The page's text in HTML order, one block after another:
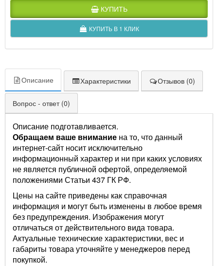
КУПИТЬ
КУПИТЬ В 1 КЛИК
Описание Характеристики Отзывов (0)
Вопрос - ответ (0)
Описание подготавливается.
Обращаем ваше внимание на то, что данный
интернет-сайт носит исключительно
информационный характер и ни при каких условиях
не является публичной офертой, определяемой
положениями Статьи 437 ГК РФ.
Цены на сайте приведены как справочная
информация и могут быть изменены в любое время
без предупреждения. Изображения могут
отличаться от действительного вида товара.
Актуальные технические характеристики, вес и
габариты товара уточняйте у менеджеров перед
покупкой.